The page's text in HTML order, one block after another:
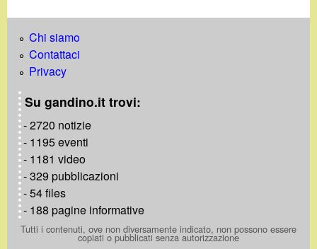
Chi siamo
Contattaci
Privacy
Su gandino.it trovi:
- 2720 notizie
- 1195 eventi
- 1181 video
- 329 pubblicazioni
- 54 files
- 188 pagine informative
Tutti i contenuti, ove non diversamente indicato, non possono essere
copiati o pubblicati senza autorizzazione